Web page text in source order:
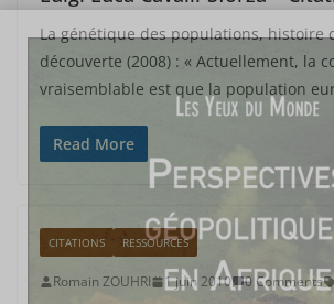
La génétique des populations, histoire
découverte (2008) : « Actuellement, la
vraisemblable est que la population
Read More
CITATIONS RESSOURCES
Romain ZOUHRI 1 juin 2010 0 Comments